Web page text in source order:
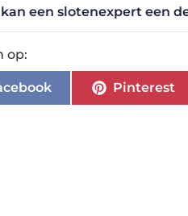
kan een slotenexpert een
op:
Pinterest